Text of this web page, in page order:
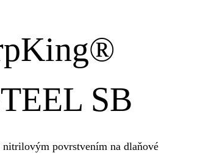
SB
nitrilovým povrstvením na dlaňové